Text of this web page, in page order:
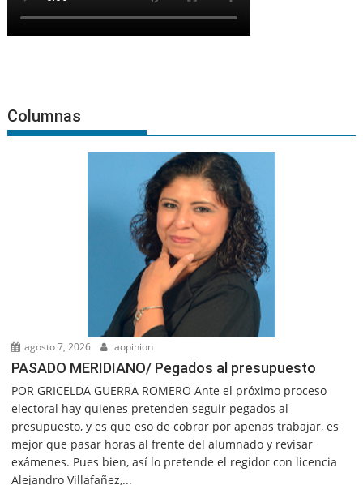
Columnas
agosto 7, 2026 laopinion
PASADO MERIDIANO/ Pegados al presupuesto
POR GRICELDA GUERRA ROMERO Ante el próximo proceso
electoral hay quienes pretenden seguir pegados al
presupuesto, y es que eso de cobrar por apenas trabajar, es
mejor que pasar horas al frente del alumnado y revisar
exámenes. Pues bien, así lo pretende el regidor con licencia
Alejandro Villafañez,...